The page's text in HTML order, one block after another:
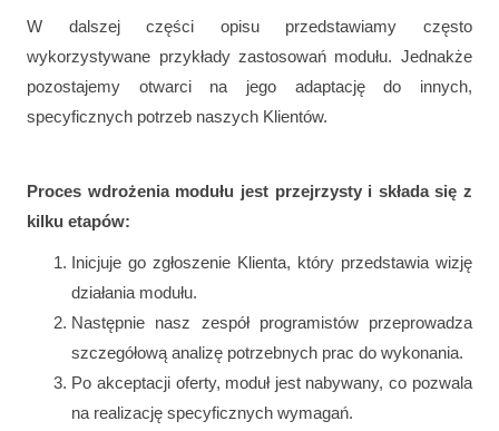
W dalszej części opisu przedstawiamy często
wykorzystywane przykłady zastosowań modułu. Jednakże
pozostajemy otwarci na jego adaptację do innych,
specyficznych potrzeb naszych Klientów.
Proces wdrożenia modułu jest przejrzysty i składa się z
kilku etapów:
Inicjuje go zgłoszenie Klienta, który przedstawia wizję
działania modułu.
Następnie nasz zespół programistów przeprowadza
szczegółową analizę potrzebnych prac do wykonania.
Po akceptacji oferty, moduł jest nabywany, co pozwala
na realizację specyficznych wymagań.